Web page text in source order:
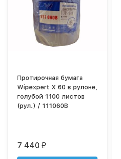
Протирочная бумага
Wipexpert X 60 в рулоне,
голубой 1100 листов
(рул.) / 111060B
7 440₽